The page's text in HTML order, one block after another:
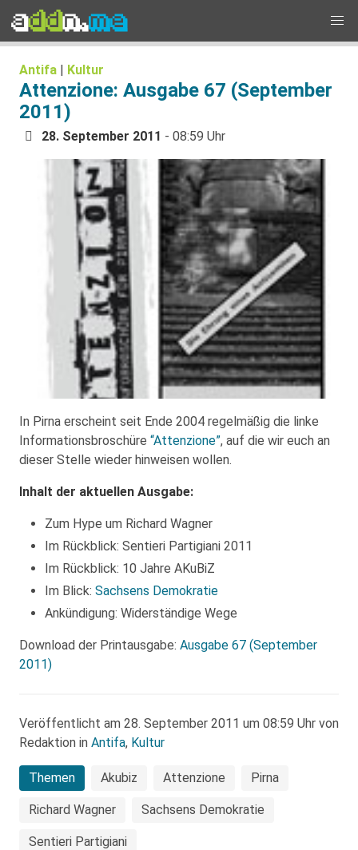
Antifa | Kultur
Attenzione: Ausgabe 67 (September
2011)
28. September 2011 - 08:59 Uhr
In Pirna erscheint seit Ende 2004 regelmäßig die linke
Informationsbroschüre “Attenzione”, auf die wir euch an
dieser Stelle wieder hinweisen wollen.
Inhalt der aktuellen Ausgabe:
Zum Hype um Richard Wagner
Im Rückblick: Sentieri Partigiani 2011
Im Rückblick: 10 Jahre AKuBiZ
Im Blick: Sachsens Demokratie
Ankündigung: Widerständige Wege
Download der Printausgabe: Ausgabe 67 (September
2011)
Veröffentlicht am 28. September 2011 um 08:59 Uhr von
Redaktion in Antifa, Kultur
Themen Akubiz Attenzione Pirna
Richard Wagner Sachsens Demokratie
Sentieri Partigiani